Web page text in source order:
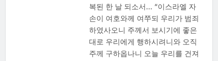
복된 한 날 되소서… “이스라엘 자
손이 여호와께 여쭈되 우리가 범죄
하였사오니 주께서 보시기에 좋은
대로 우리에게 행하시려니와 오직
주께 구하옵나니 오늘 우리를 건져